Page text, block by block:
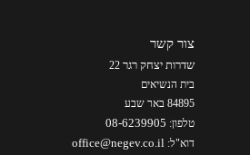
צור קשר
שדרות יצחק רגר
בית הנשיאים
84895 באר שבע
טלפון: 08-6239905
דוא"ל: office@negev.co.il